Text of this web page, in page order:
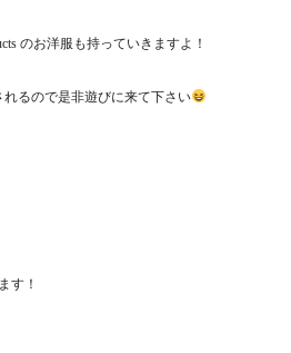
のお洋服も持っていきますよ！
るので是非遊びに来て下さい
す！